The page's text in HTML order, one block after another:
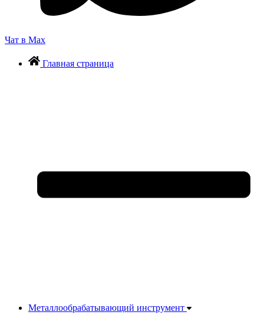
Чат в Max
Главная страница
Металлообрабатывающий инструмент